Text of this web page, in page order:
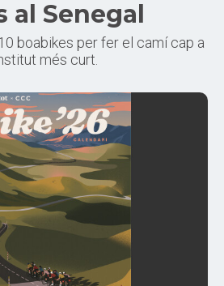
al Senegal
boabikes per fer el camí cap a
més curt.